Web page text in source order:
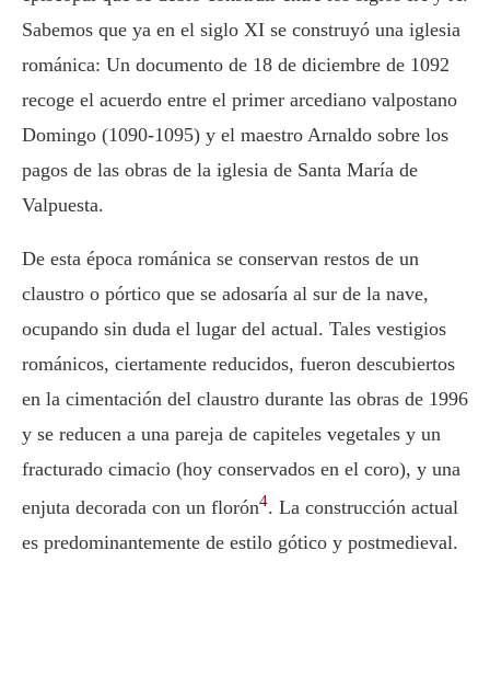
Sabemos que ya en el siglo XI se construyó una iglesia
románica: Un documento de 18 de diciembre de 1092
recoge el acuerdo entre el primer arcediano valpostano
Domingo (1090-1095) y el maestro Arnaldo sobre los
pagos de las obras de la iglesia de Santa María de
Valpuesta.
De esta época románica se conservan restos de un
claustro o pórtico que se adosaría al sur de la nave,
ocupando sin duda el lugar del actual. Tales vestigios
románicos, ciertamente reducidos, fueron descubiertos
en la cimentación del claustro durante las obras de 1996
y se reducen a una pareja de capiteles vegetales y un
fracturado cimacio (hoy conservados en el coro), y una
enjuta decorada con un florón4. La construcción actual
es predominantemente de estilo gótico y postmedieval.